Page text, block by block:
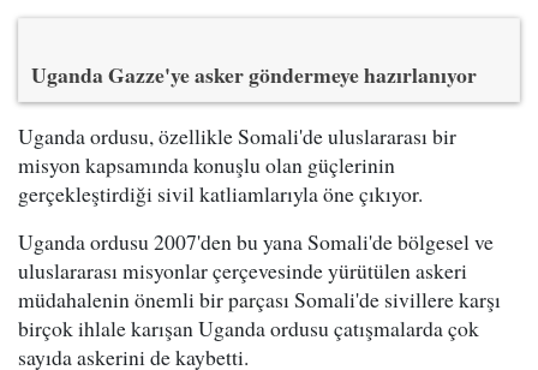
Uganda Gazze'ye asker göndermeye hazırlanıyor
Uganda ordusu, özellikle Somali'de uluslararası bir
misyon kapsamında konuşlu olan güçlerinin
gerçekleştirdiği sivil katliamlarıyla öne çıkıyor.
Uganda ordusu 2007'den bu yana Somali'de bölgesel ve
uluslararası misyonlar çerçevesinde yürütülen askeri
müdahalenin önemli bir parçası Somali'de sivillere karşı
birçok ihlale karışan Uganda ordusu çatışmalarda çok
sayıda askerini de kaybetti.